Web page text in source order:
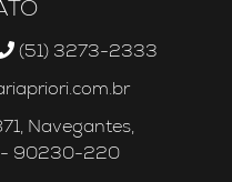
(51) 3273-2333
Navegantes,
- 90230-220